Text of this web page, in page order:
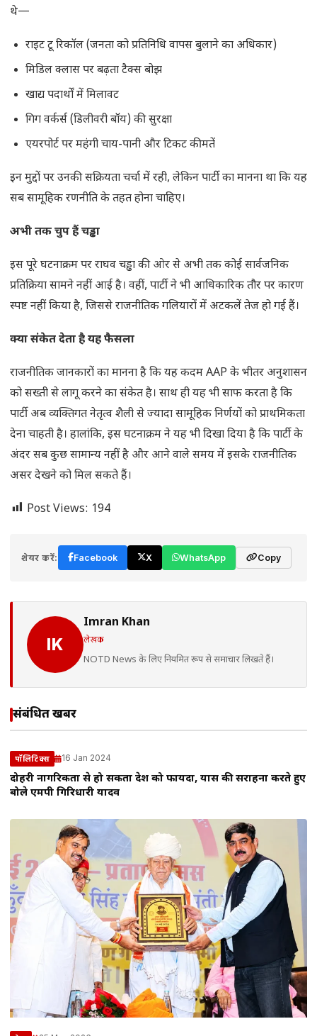
थे—
राइट टू रिकॉल (जनता को प्रतिनिधि वापस बुलाने का अधिकार)
मिडिल क्लास पर बढ़ता टैक्स बोझ
खाद्य पदार्थों में मिलावट
गिग वर्कर्स (डिलीवरी बॉय) की सुरक्षा
एयरपोर्ट पर महंगी चाय-पानी और टिकट कीमतें
इन मुद्दों पर उनकी सक्रियता चर्चा में रही, लेकिन पार्टी का मानना था कि यह
सब सामूहिक रणनीति के तहत होना चाहिए।
अभी तक चुप हैं चड्ढा
इस पूरे घटनाक्रम पर राघव चड्ढा की ओर से अभी तक कोई सार्वजनिक
प्रतिक्रिया सामने नहीं आई है। वहीं, पार्टी ने भी आधिकारिक तौर पर कारण
स्पष्ट नहीं किया है, जिससे राजनीतिक गलियारों में अटकलें तेज हो गई हैं।
क्या संकेत देता है यह फैसला
राजनीतिक जानकारों का मानना है कि यह कदम AAP के भीतर अनुशासन
को सख्ती से लागू करने का संकेत है। साथ ही यह भी साफ करता है कि
पार्टी अब व्यक्तिगत नेतृत्व शैली से ज्यादा सामूहिक निर्णयों को प्राथमिकता
देना चाहती है। हालांकि, इस घटनाक्रम ने यह भी दिखा दिया है कि पार्टी के
अंदर सब कुछ सामान्य नहीं है और आने वाले समय में इसके राजनीतिक
असर देखने को मिल सकते हैं।
Post Views: 194
शेयर करें: Facebook X WhatsApp Copy
IK
Imran Khan
लेखक
NOTD News के लिए नियमित रूप से समाचार लिखते हैं।
संबंधित खबरें
पॉलिटिक्स 16 Jan 2024
दोहरी नागरिकता से हो सकता देश को फायदा, प्रयास की सराहना करते हुए
बोले एमपी गिरिधारी यादव